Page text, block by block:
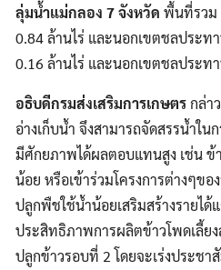
ลุ่มน้ำแม่กลอง 7 จังหวัด พื้นที่รวม
0.84 ล้านไร่ และนอกเขตชลประ
0.16 ล้านไร่ และนอกเขตชลประท
อธิบดีกรมส่งเสริมการเกษตรกล่า
อ่างเก็บน้ำ จึงสามารถจัดสรรน้ำใ
มีศักยภาพได้ผลตอบแทนสูง เช่น ข้
น้อย หรือเข้าร่วมโครงการต่างๆข
ปลูกพืชใช้น้ำน้อยเสริมสร้างรายไ
ประสิทธิภาพการผลิตข้าวโพดเลี้ย
ปลูกข้าวรอบที่ 2 โดยจะเร่งประช